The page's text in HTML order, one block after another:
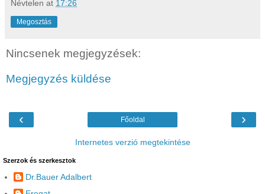
Névtelen at 17:26
Megosztás
Nincsenek megjegyzések:
Megjegyzés küldése
‹ ›
Főoldal
Internetes verzió megtekintése
Szerzok és szerkesztok
Dr.Bauer Adalbert